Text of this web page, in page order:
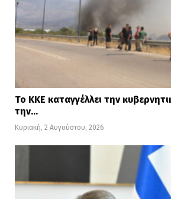
Το ΚΚΕ καταγγέλλει την
την…
Κυριακή, 2 Αυγούστου, 2026